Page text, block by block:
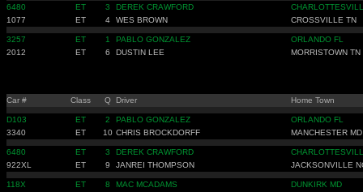
6480 ET 3 DEREK CRAWFORD
1077
ET 4 WES BROWN CROSSVILLE TN
3257 ET 1 PABLO GONZALEZ
ORLANDO FL
2012
ET 6 DUSTIN LEE MORRISTOWN TN
Car # Class Q Driver Home Town
D103 ET 2 PABLO GONZALEZ
ORLANDO FL
3340
ET 10 CHRIS BROCKDORFF MANCHESTER MD
6480 ET 3 DEREK CRAWFORD
922XL
ET 9 JANREI THOMPSON JACKSONVILLE
118X ET 8 MAC MCADAMS
DUNKIRK MD